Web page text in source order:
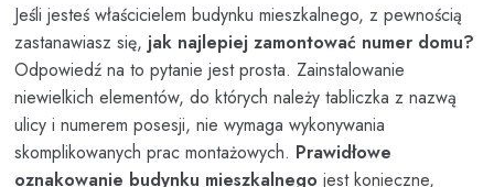
Jeśli jesteś właścicielem budynku mieszkalnego, z pewnością
zastanawiasz się, jak najlepiej zamontować numer domu?
Odpowiedź na to pytanie jest prosta. Zainstalowanie
niewielkich elementów, do których należy tabliczka z nazwą
ulicy i numerem posesji, nie wymaga wykonywania
skomplikowanych prac montażowych. Prawidłowe
oznakowanie budynku mieszkalnego jest konieczne,